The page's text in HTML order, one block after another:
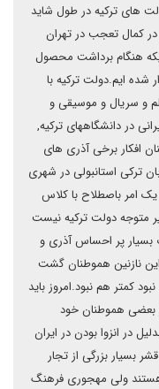
های ترکیه در طول شاید
کمال تعجب در تهران
هنگام برداشت محصول
شده ایم.دولت ترکیه با
و سریال و موسیقی و
در دانشگاههای ترکیه,
افکار برخی آذری های
ترکی استانبولی در شهری
امر باصطلاح با کلاس
متوجه دولت ترکیه نیست
بسیار پر احساس آذری و
نازنین هموطنان گشت
کمتر هم نبود.امروز باید
بعضی هموطنان خود
در انزوا بودن در ایران
بسیار بزرگی از تجار
هستند ولی مهجوری فرهنگ